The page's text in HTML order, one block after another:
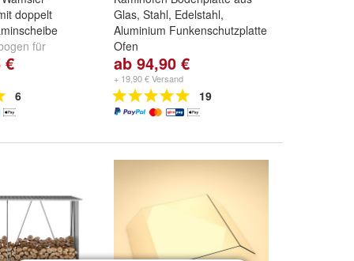
doppelt
für
KF 108
€
6
Glas, Stahl, Edelstahl,
Aluminium Funkenschutzplatte
Ofen
Form:A1 - 1.200 x 1.000 mm
A2 - 1.100 x 1.000 mm
1.000 x 1.000 mmund
...
ab 94,90 €
+ 19,90 € Versand
19